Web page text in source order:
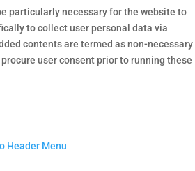
particularly necessary for the website to
to collect user personal data via
contents are termed as non-necessary
user consent prior to running these